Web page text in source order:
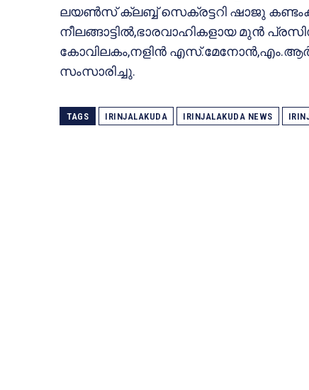
ലയണ്‍സ് ക്ലബ്ബ് സെക്രട്ടറി ഷാജു
നീലങ്ങാട്ടില്‍,ഭാരവാഹികളായ മുന്‍
കോവിലകം,നളിന്‍ എസ്.മേനോന്‍,എം.ആര്‍
സംസാരിച്ചു.
TAGS IRINJALAKUDA IRINJALAKUDA NEWS